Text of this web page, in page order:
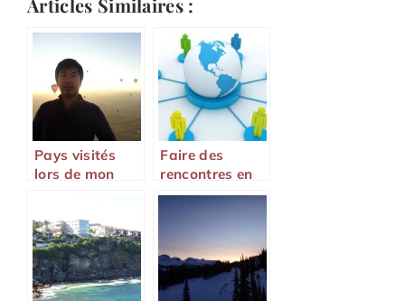
Articles Similaires :
Pays visités
lors de mon
Faire des
rencontres en
voyage :
astuces pour
ne plus voyager
seul